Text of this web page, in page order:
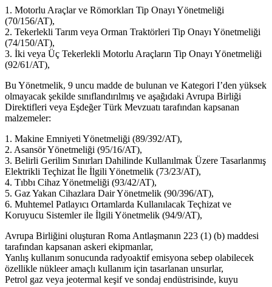
1. Motorlu Araçlar ve Römorkları Tip Onayı Yönetmeliği
(70/156/AT),
2. Tekerlekli Tarım veya Orman Traktörleri Tip Onayı Yönetmeliği
(74/150/AT),
3. İki veya Üç Tekerlekli Motorlu Araçların Tip Onayı Yönetmeliği
(92/61/AT),
Bu Yönetmelik, 9 uncu madde de bulunan ve Kategori I’den yüksek
olmayacak şekilde sınıflandırılmış ve aşağıdaki Avrupa Birliği
Direktifleri veya Eşdeğer Türk Mevzuatı tarafından kapsanan
malzemeler:
1. Makine Emniyeti Yönetmeliği (89/392/AT),
2. Asansör Yönetmeliği (95/16/AT),
3. Belirli Gerilim Sınırları Dahilinde Kullanılmak Üzere Tasarlanmış
Elektrikli Teçhizat İle İlgili Yönetmelik (73/23/AT),
4. Tıbbı Cihaz Yönetmeliği (93/42/AT),
5. Gaz Yakan Cihazlara Dair Yönetmelik (90/396/AT),
6. Muhtemel Patlayıcı Ortamlarda Kullanılacak Teçhizat ve
Koruyucu Sistemler ile İlgili Yönetmelik (94/9/AT),
Avrupa Birliğini oluşturan Roma Antlaşmanın 223 (1) (b) maddesi
tarafından kapsanan askeri ekipmanlar,
Yanlış kullanım sonucunda radyoaktif emisyona sebep olabilecek
özellikle nükleer amaçlı kullanım için tasarlanan unsurlar,
Petrol gaz veya jeotermal keşif ve sondaj endüstrisinde, kuyu